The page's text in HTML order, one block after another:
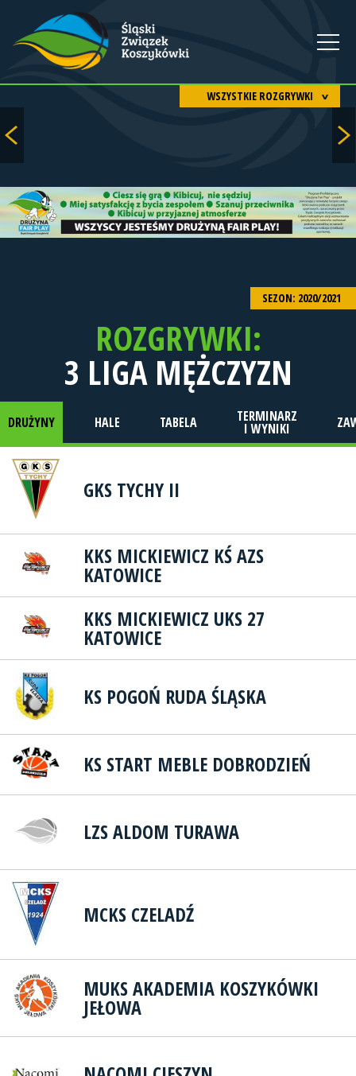
WSZYSTKIE ROZGRYWKI
SEZON: 2020/2021
ROZGRYWKI:
3 LIGA MĘŻCZYZN
DRUŻYNY HALE TABELA TERMINARZ
I WYNIKI
GKS TYCHY II
KKS MICKIEWICZ KŚ AZS
KATOWICE
KKS MICKIEWICZ UKS 27
KATOWICE
KS POGOŃ RUDA ŚLĄSKA
KS START MEBLE DOBRODZIEŃ
LZS ALDOM TURAWA
MCKS CZELADŹ
MUKS AKADEMIA KOSZYKÓWKI
JEŁOWA